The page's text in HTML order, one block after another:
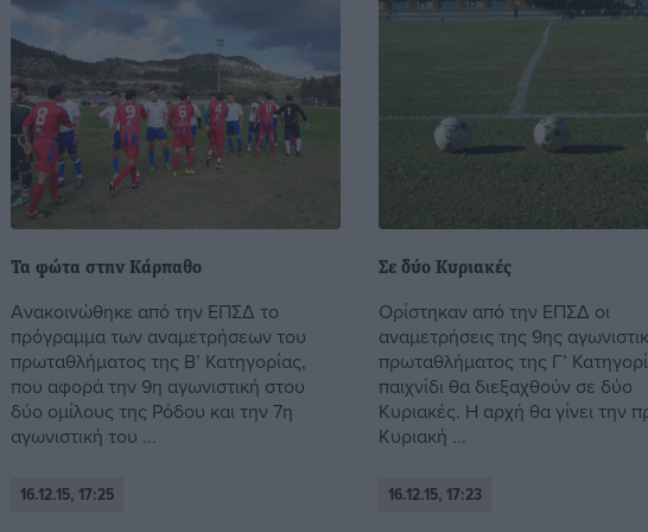
Τα φώτα στην Κάρπαθο
Ανακοινώθηκε από την ΕΠΣΔ το
πρόγραμμα των αναμετρήσεων του
πρωταθλήματος της Β’ Κατηγορίας,
που αφορά την 9η αγωνιστική στου
δύο ομίλους της Ρόδου και την 7η
αγωνιστική του ...
16.12.15, 17:25
Σε δύο Κυριακές
Ορίστηκαν από την ΕΠΣΔ οι
αναμετρήσεις της 9ης
πρωταθλήματος της Γ’
παιχνίδι θα διεξαχθούν σε δύο
Κυριακές. Η αρχή θα γίνει την
Κυριακή ...
16.12.15, 17:23